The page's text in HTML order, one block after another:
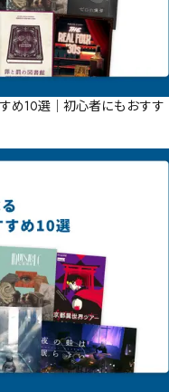
め10選｜初心者にもおすす